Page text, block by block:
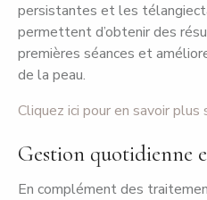
persistantes et les
permettent d’obtenir des
premières séances et
de la peau.
Cliquez ici pour en savoir
Gestion quotidienne
En complément des